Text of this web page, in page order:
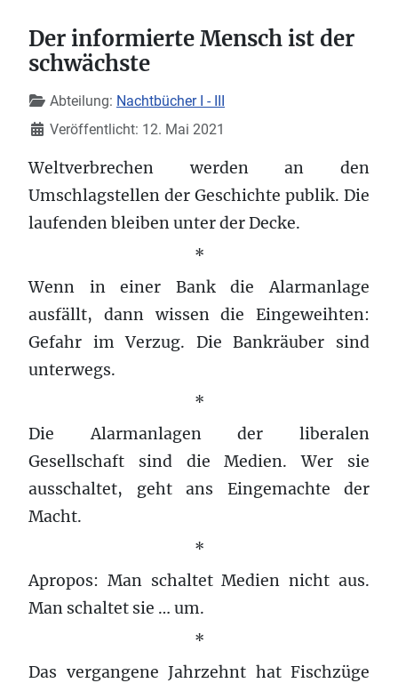
Der informierte Mensch ist der
schwächste
DetailsAbteilung: Nachtbücher I - III
Veröffentlicht: 12. Mai 2021
Weltverbrechen werden an den
Umschlagstellen der Geschichte publik. Die
laufenden bleiben unter der Decke.
*
Wenn in einer Bank die Alarmanlage
ausfällt, dann wissen die Eingeweihten:
Gefahr im Verzug. Die Bankräuber sind
unterwegs.
*
Die Alarmanlagen der liberalen
Gesellschaft sind die Medien. Wer sie
ausschaltet, geht ans Eingemachte der
Macht.
*
Apropos: Man schaltet Medien nicht aus.
Man schaltet sie … um.
*
Das vergangene Jahrzehnt hat Fischzüge